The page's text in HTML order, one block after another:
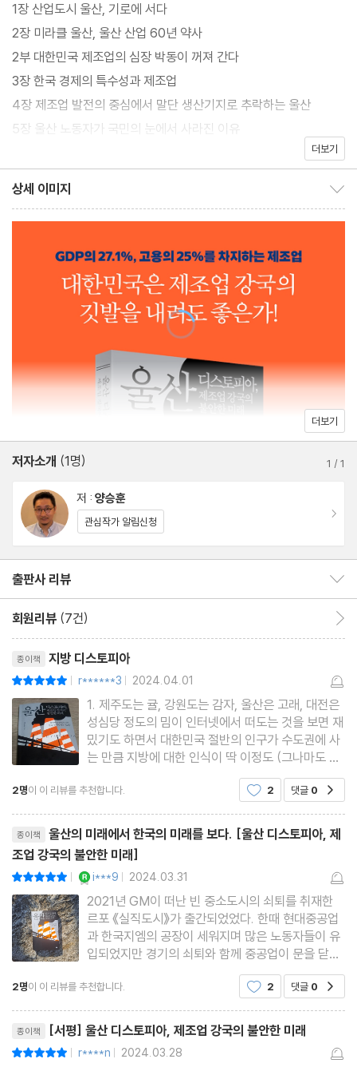
《울산 디스토피아, 제조업 강국의 불안한 미래》는 제조업 위기론 속
울산이 직면한 딜레마에서 출발해 4차 산업혁명과 기후 위기라는
퍼펙트 스톰을 마주한 주식회사 대한민국호의 앞날을 논쟁적으로
살펴보는 대담한 기획이다.
2019년 《중공업 가족의 유토피아》로 ‘조선소 출신 산업사회학
자’로 주목받으며 한국사회학회 학술상과 한국출판문화상 교양 부
1장 산업도시 울산, 기로에 서다
2장 미라클 울산, 울산 산업 60년 약사
2부 대한민국 제조업의 심장 박동이 꺼져 간다
3장 한국 경제의 특수성과 제조업
4장 제조업 발전의 중심에서 말단 생산기지로 추락하는 울산
5장 울산 노동자가 국민의 눈에서 사라진 이유
3부 산업 가부장제의 그림자와 중산층의 꿈
8장 청년이 떠나는 생산도시
9장 생산 도시를 기피하는 여성
10장 노동자 중산층 사회의 꿈은 폐기해도 좋은가
4부 산업도시와 대한민국의 미래
11장 디트로이트와 피츠버그, 두 도시 이야기
13장 메가시티론, 무엇이 문제인가
14장 생산도시와 대한민국의 미래
부록: 연구조사 방법론 및 연구 참여자
감사의 말
더보기
상세 이미지
더보기
저자소개 (1명) 1 /1
저 : 양승훈
관심작가 알림신청
출판사 리뷰
회원리뷰 (7건)
종이책 지방 디스토피아
| r******3 | 2024.04.01
1. 제주도는 귤, 강원도는 감자, 울산은 고래, 대전은
성심당 정도의 밈이 인터넷에서 떠도는 것을 보면 재
밌기도 하면서 대한민국 절반의 인구가 수도권에 사
는 만큼 지방에 대한 인식이 딱 이정도 (그나마도 그
런 인식에 포함되지 않는 소멸위기의 군과 면단위 지
역들이 많다) 아닐까 싶다.2. 이런 상황에서 낡아보
이라는 도시를 통해
2명이 이 리뷰를 추천합니다. 2 댓글 0
종이책
울산의 미래에서 한국의 미래를 보다. [울산 디스토피아, 제
조업 강국의 불안한 미래]
| i***9 | 2024.03.31
2021년 GM이 떠난 빈 중소도시의 쇠퇴를 취재한
르포 《실직도시》가 출간되었었다. 한때 현대중공업
과 한국지엠의 공장이 세워지며 많은 노동자들이 유
입되었지만 경기의 쇠퇴와 함께 중공업이 문을 닫고
지엠이 미국으로 공장을 이전하며 군산은 급격하게
쇠퇴의 길을 걷는다. 기업과 공장이 사라지자 사람들
리워할 뿐이었다. 그로부
2명이 이 리뷰를 추천합니다. 2 댓글 0
종이책 [서평] 울산 디스토피아, 제조업 강국의 불안한 미래
| r****n | 2024.03.28